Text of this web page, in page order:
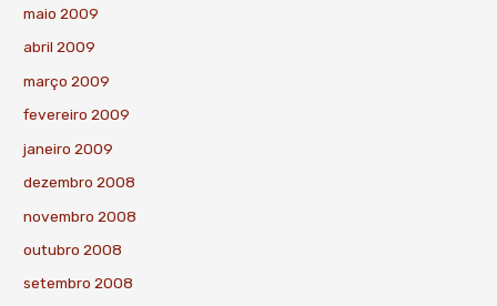
maio 2009
abril 2009
março 2009
fevereiro 2009
janeiro 2009
dezembro 2008
novembro 2008
outubro 2008
setembro 2008